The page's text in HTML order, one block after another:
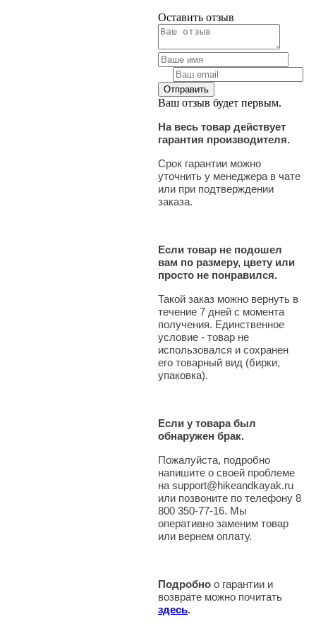
Оставить отзыв
Ваш отзыв будет первым.
На весь товар действует
гарантия производителя.
Срок гарантии можно
уточнить у менеджера в чате
или при подтверждении
заказа.
Если товар не подошел
вам по размеру, цвету или
просто не понравился.
Такой заказ можно вернуть в
течение 7 дней с момента
получения. Единственное
условие - товар не
использовался и сохранен
его товарный вид (бирки,
упаковка).
Если у товара был
обнаружен брак.
Пожалуйста, подробно
напишите о своей проблеме
на support@hikeandkayak.ru
или позвоните по телефону 8
800 350-77-16. Мы
оперативно заменим товар
или вернем оплату.
Подробно о гарантии и
возврате можно почитать
здесь.